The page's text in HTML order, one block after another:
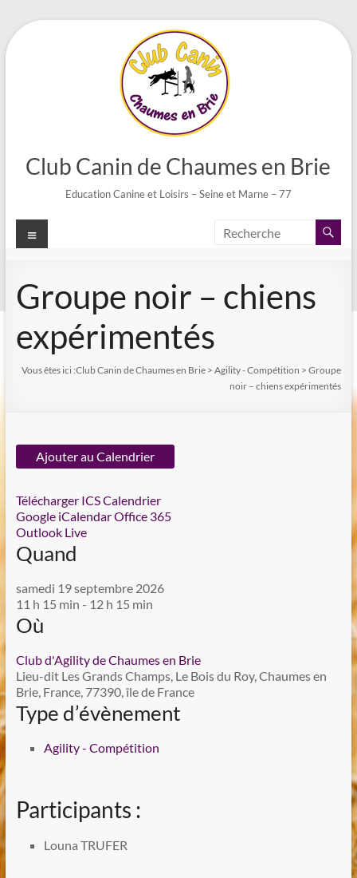
Aller
au
Club Canin de Chaumes en Brie
Education Canine et Loisirs – Seine et Marne – 77
Menu
Groupe noir – chiens
expérimentés
Vous êtes ici :Club Canin de Chaumes en Brie >Agility - Compétition >Groupe
noir – chiens expérimentés
Ajouter au Calendrier
Télécharger ICSCalendrier
Google iCalendarOffice 365
Outlook Live
Quand
samedi 19 septembre 2026
11 h 15 min - 12 h 15 min
Où
Club d'Agility de Chaumes en Brie
Lieu-dit Les Grands Champs, Le Bois du Roy, Chaumes en
Brie, France, 77390, île de France
Type d’évènement
Agility - Compétition
Participants :
Louna TRUFER